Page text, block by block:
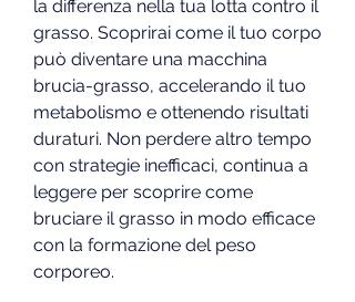
la differenza nella tua lotta contro il
grasso. Scoprirai come il tuo corpo
può diventare una macchina
brucia-grasso, accelerando il tuo
metabolismo e ottenendo risultati
duraturi. Non perdere altro tempo
con strategie inefficaci, continua a
leggere per scoprire come
bruciare il grasso in modo efficace
con la formazione del peso
corporeo.